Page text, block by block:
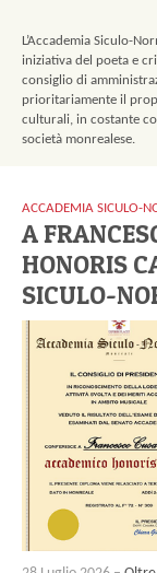
Eventi
Contatti
L’Accademia Siculo-
iniziativa del poeta e
consiglio di
prioritariamente il
culturali, in costante
società monrealese.
ACCADEMIA SICULO-
A
HONORIS
SICULO-